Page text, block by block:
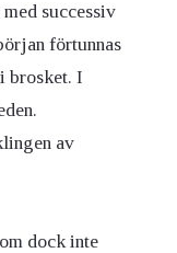
successiv
förtunnas
brosket. I
av
dock inte